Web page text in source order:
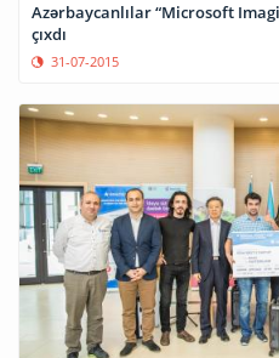
Azərbaycanlılar “Microsoft
çıxdı
31-07-2015